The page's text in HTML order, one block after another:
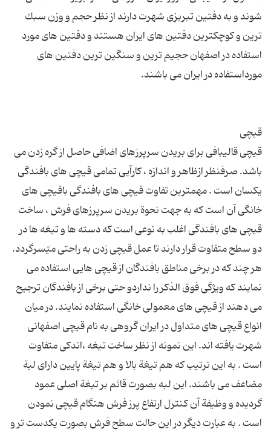
شوند و به دفتین تبریزی شهرت دارند از نظر حجم و وزن سبك
ترین و كوچكترین دفتین های ایران هستند و دفتین های مورد
استفاده در اصفهان حجیم ترین و سنگین ترین دفتین های
قیچی قالیبافی برای بریدن سرپرزهای اضافی حاصل از گره زدن می
باشد. صرفنظر ازظاهر و اندازه ، كارآیی تمامی قیچی های بافندگی
یكسان است . مهمترین تفاوت قیچی های بافندگی باقیچی های
خانگی آن است كه به جهت نحوة بریدن سرپرزهای فرش ، ساخت
قیچی های بافندگی اغلب به نوعی است كه دسته ها و تیغه ها در
دو سطح متفاوت قرار دارند تا عمل قیچی زدن به راحتی میّسرگردد.
هر چند كه در برخی مناطق بافندگان از قیچی هایی استفاده می
نمایند كه ویژگی فوق الذكر را نداردو حتی برخی از بافندگان ترجیح
می دهند از قیچی های معمولی خانگی استفاده نمایند. در میان
انواع قیچی های متداول در ایران گروهی به نام قیچی اصفهانی
شهرت یافته اند. این نمونه از نظر ساخت تیغه ،اندكی متفاوت
است . به این ترتیب كه هم تیغة بالا و هم تیغة پایین دارای لبة
مضاعف می باشند. این لبه بصورت قائم بر تیغة اصلی عمود
گردیده و وظیفة آن كنترل ارتفاع پرز فرش هنگام قیچی نمودن
است . به عبارت دیگر در این حالت سطح فرش بصورت یكدست تر و